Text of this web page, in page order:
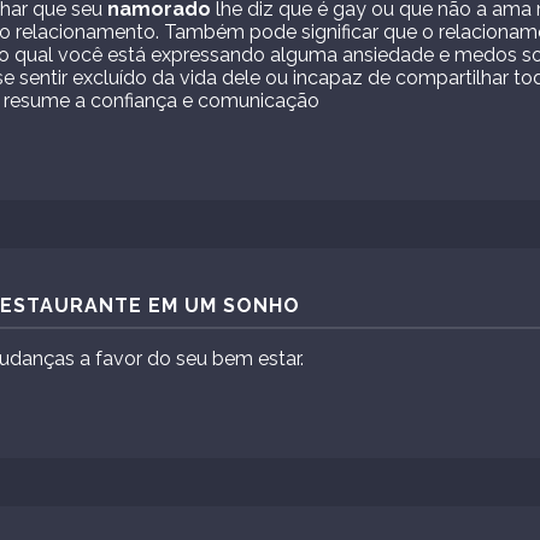
que seu namorado lhe diz que é gay ou que não a ama
relacionamento. Também pode significar que o
qual você está expressando alguma ansiedade e medos
sentir excluído da vida dele ou incapaz de compartilhar
a confiança e comunicação
EM UM SONHO
a favor do seu bem estar.